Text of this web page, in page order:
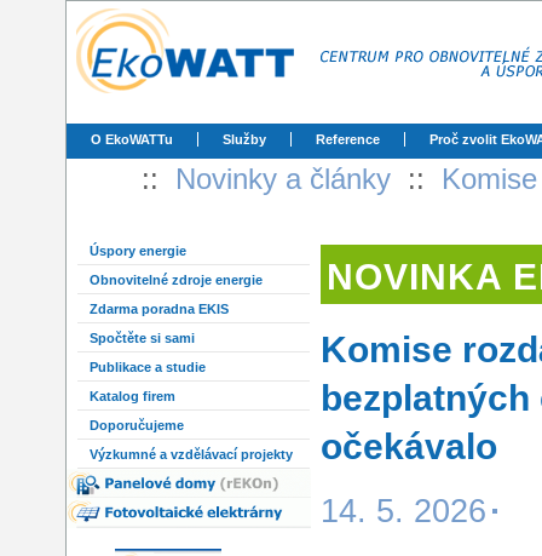
O EkoWATTu Služby Reference Proč zvolit
:: Novinky a články ::
Úspory energie
Obnovitelné zdroje energie
Zdarma poradna EKIS
Spočtěte si sami
Publikace a studie
Katalog firem
Doporučujeme
Výzkumné a vzdělávací projekty
NOVINKA
Komise
očekávalo
14. 5. 2026